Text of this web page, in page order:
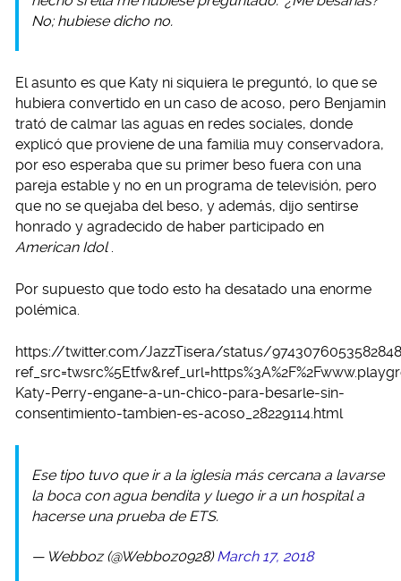
No; hubiese dicho no.
El asunto es que Katy ni siquiera le preguntó, lo que se
hubiera convertido en un caso de acoso, pero Benjamin
trató de calmar las aguas en redes sociales, donde
explicó que proviene de una familia muy conservadora,
por eso esperaba que su primer beso fuera con una
pareja estable y no en un programa de televisión, pero
que no se quejaba del beso, y además, dijo sentirse
honrado y agradecido de haber participado en
American Idol
Por supuesto que todo esto ha desatado una enorme
polémica.
https://twitter.com/JazzTisera/status/
Katy-Perry-engane-a-un-chico-para-besarle-sin-
consentimiento-tambien-es-acoso_28229114.html
Ese tipo tuvo que ir a la iglesia más cercana a lavarse
la boca con agua bendita y luego ir a un hospital a
hacerse una prueba de ETS.
— Webboz (@Webboz0928)March 17, 2018